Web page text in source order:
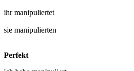
ihrmanipuliertet
sie manipulierten
Perfekt